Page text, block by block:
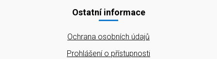
Ostatní informace
Ochrana osobních údajů
Prohlášení o přístupnosti